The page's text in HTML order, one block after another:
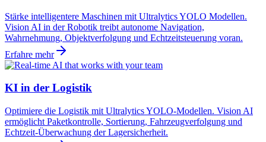
Stärke intelligentere Maschinen mit Ultralytics YOLO Modellen.
Vision AI in der Robotik treibt autonome Navigation,
Wahrnehmung, Objektverfolgung und Echtzeitsteuerung voran.
Erfahre mehr
KI in der Logistik
Optimiere die Logistik mit Ultralytics YOLO-Modellen. Vision AI
ermöglicht Paketkontrolle, Sortierung, Fahrzeugverfolgung und
Echtzeit-Überwachung der Lagersicherheit.